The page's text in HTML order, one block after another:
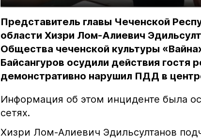
Представитель главы Чеченской
области Хизри Лом-Алиевич
Общества чеченской культуры
Байсангуров осудили действия гостя
демонстративно нарушил ПДД в
Информация об этом инциденте была
сетях.
Хизри Лом-Алиевич Эдильсултанов